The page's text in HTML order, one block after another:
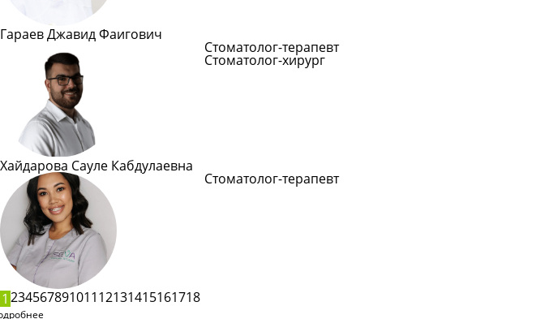
Гараев Джавид Фаигович
Стоматолог-терапевт
Стоматолог-хирург
Хайдарова Сауле Кабдулаевна
Стоматолог-терапевт
1 23456789101112131415161718